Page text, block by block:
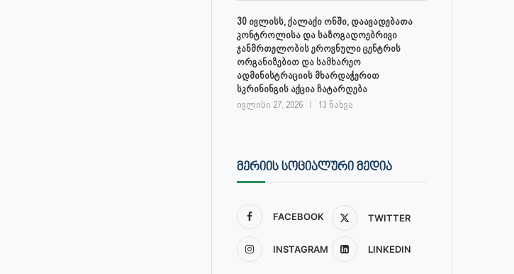
30 ივლისს, ქალაქი ონში, დაავადებათა
კონტროლისა და საზოგადოებრივი
ჯანმრთელობის ეროვნული ცენტრის
ორგანიზებით და სამხარეო
ადმინისტრაციის მხარდაჭერით
სკრინინგის აქცია ჩატარდება
ივლისი 27, 2026 13 ნახვა
ᲛᲔᲠᲘᲘᲡ ᲡᲝᲪᲘᲐᲚᲣᲠᲘ ᲛᲔᲓᲘᲐ
FACEBOOK TWITTER
INSTAGRAM LINKEDIN